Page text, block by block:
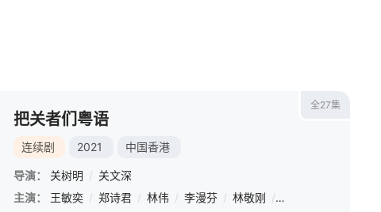
黄子恒 庄思明 / 谢芷伦 / 易宇航 / 李美慧 / 陈展鹏 /
全27集
把关者们粤语
连续剧 2021 中国香港
导演： 关树明 / 关文深
主演：
王敏奕 / 郑诗君 / 林伟 / 李漫芬 / 林敬刚 / 黄耀煌